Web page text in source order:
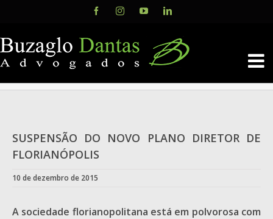
content
FacebookInstagramYouTubeLinkedIn
SUSPENSÃO DO NOVO PLANO DIRETOR DE
FLORIANÓPOLIS
10 de dezembro de 2015
A sociedade florianopolitana está em polvorosa com